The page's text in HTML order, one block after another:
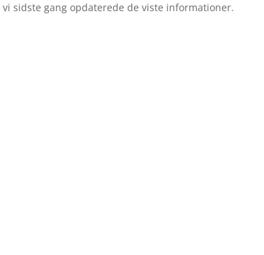
sidste gang opdaterede de viste informationer.